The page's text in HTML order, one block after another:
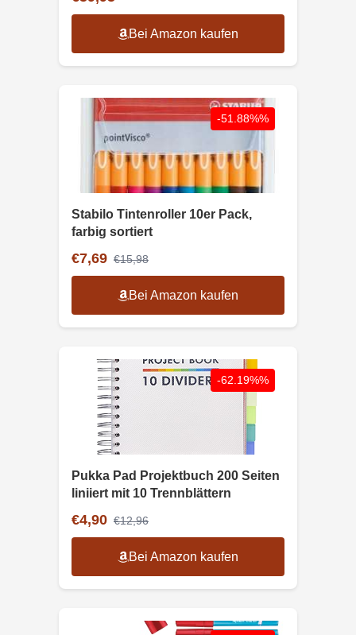
Bei Amazon kaufen
-51.88%%
Stabilo Tintenroller 10er Pack,
farbig sortiert
€7,69 €15,98
Bei Amazon kaufen
-62.19%%
Pukka Pad Projektbuch 200 Seiten
liniiert mit 10 Trennblättern
€4,90 €12,96
Bei Amazon kaufen